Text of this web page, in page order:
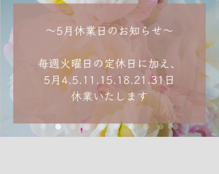
New☆オプションフット「角質ケア」の
ご案内
Salon blog
巻爪ケアのご案内
New Nail design
Foot design